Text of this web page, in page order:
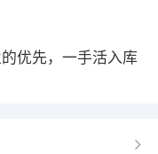
优先，一手活入库